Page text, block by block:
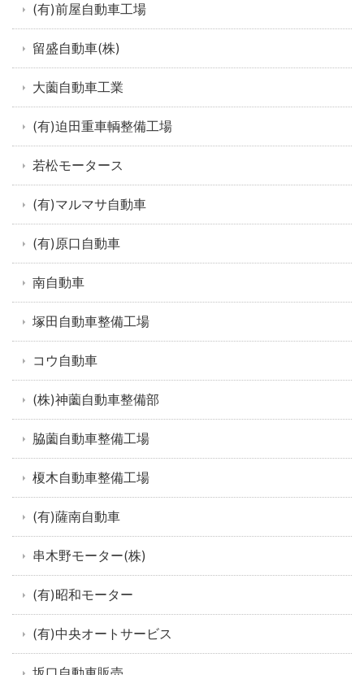
(有)前屋自動車工場
留盛自動車(株)
大薗自動車工業
(有)迫田重車輌整備工場
若松モータース
(有)マルマサ自動車
(有)原口自動車
南自動車
塚田自動車整備工場
コウ自動車
(株)神薗自動車整備部
脇薗自動車整備工場
榎木自動車整備工場
(有)薩南自動車
串木野モーター(株)
(有)昭和モーター
(有)中央オートサービス